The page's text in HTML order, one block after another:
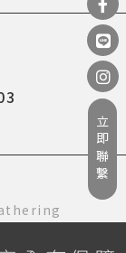
立即聯繫